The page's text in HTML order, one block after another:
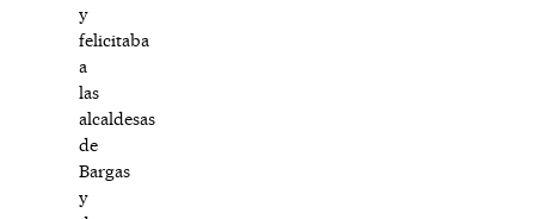
y
felicitaba
a
las
alcaldesas
de
Bargas
y